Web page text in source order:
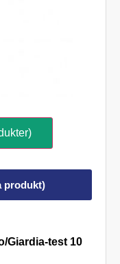
produkt)
Giardia-test 10